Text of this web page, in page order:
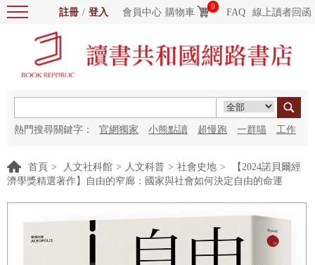
註冊 / 登入 會員中心 購物車
0
FAQ 線上讀者回函
熱門搜尋關鍵字： 官網獨家 小熊點讀 超慢跑 一群喵 工作
首頁 > 人文社科館 > 人文科普 > 社會史地 >
【2024諾貝爾經
濟學獎精選著作】自由的窄廊：國家與社會如何決定自由的命運